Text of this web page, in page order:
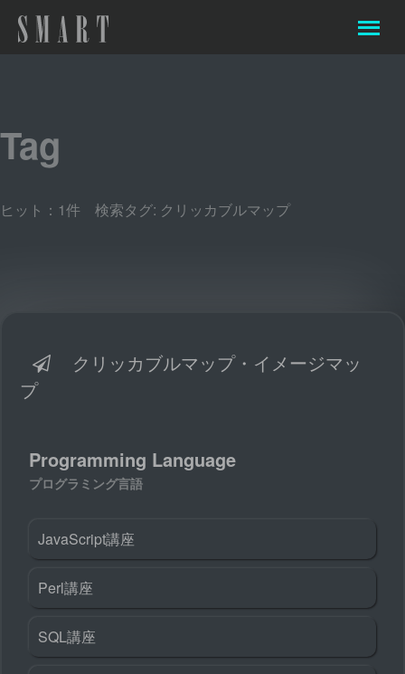
Tag
ヒット：1件 検索タグ: クリッカブルマップ
クリッカブルマップ・イメージマッ
プ
Programming Language
プログラミング言語
JavaScript講座
Perl講座
SQL講座